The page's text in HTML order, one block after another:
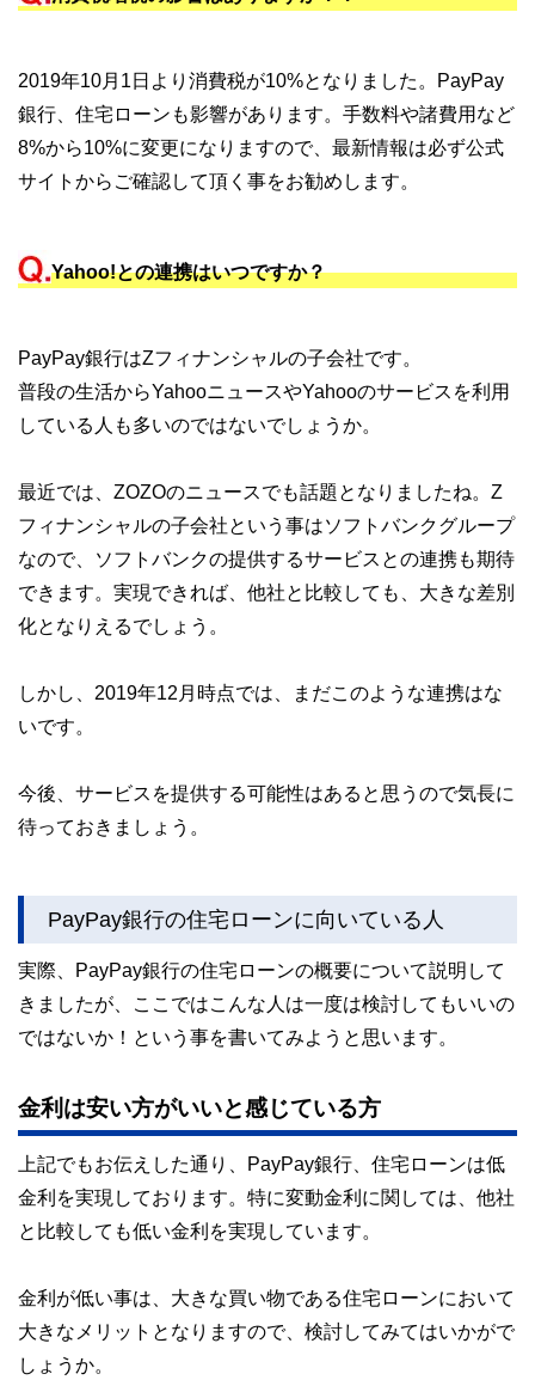
2019年10月1日より消費税が10%となりました。PayPay
銀行、住宅ローンも影響があります。手数料や諸費用など
8%から10%に変更になりますので、最新情報は必ず公式
サイトからご確認して頂く事をお勧めします。
Yahoo!との連携はいつですか？
PayPay銀行はZフィナンシャルの子会社です。
普段の生活からYahooニュースやYahooのサービスを利用
している人も多いのではないでしょうか。
最近では、ZOZOのニュースでも話題となりましたね。Z
フィナンシャルの子会社という事はソフトバンクグループ
なので、ソフトバンクの提供するサービスとの連携も期待
できます。実現できれば、他社と比較しても、大きな差別
化となりえるでしょう。
しかし、2019年12月時点では、まだこのような連携はな
いです。
今後、サービスを提供する可能性はあると思うので気長に
待っておきましょう。
PayPay銀行の住宅ローンに向いている人
実際、PayPay銀行の住宅ローンの概要について説明して
きましたが、ここではこんな人は一度は検討してもいいの
ではないか！という事を書いてみようと思います。
金利は安い方がいいと感じている方
上記でもお伝えした通り、PayPay銀行、住宅ローンは低
金利を実現しております。特に変動金利に関しては、他社
と比較しても低い金利を実現しています。
金利が低い事は、大きな買い物である住宅ローンにおいて
大きなメリットとなりますので、検討してみてはいかがで
しょうか。